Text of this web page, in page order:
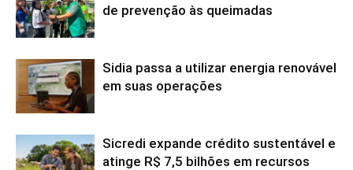
de prevenção às queimadas
Sidia passa a utilizar energia renovável
em suas operações
Sicredi expande crédito sustentável e
atinge R$ 7,5 bilhões em recursos